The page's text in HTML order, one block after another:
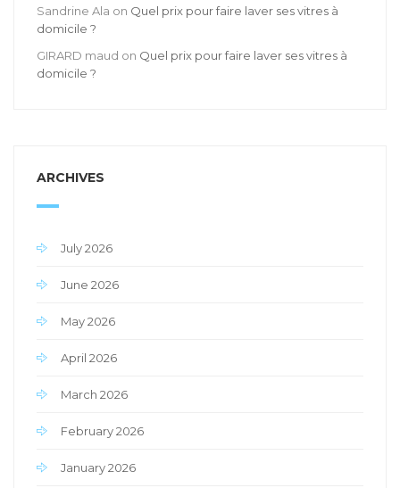
Sandrine Ala on Quel prix pour faire laver ses vitres à
domicile ?
GIRARD maud on Quel prix pour faire laver ses vitres à
domicile ?
ARCHIVES
July 2026
June 2026
May 2026
April 2026
March 2026
February 2026
January 2026